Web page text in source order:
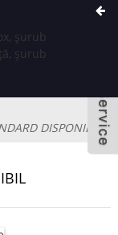
DISPONIBIL